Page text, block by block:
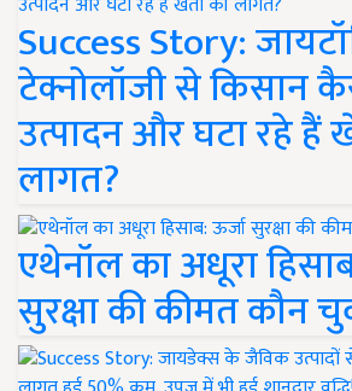
Success Story:
टेक्नोलॉजी से किसान
उत्पादन और घटा रहे हैं
लागत?
एथेनॉल का अधूरा
सुरक्षा की कीमत कौन